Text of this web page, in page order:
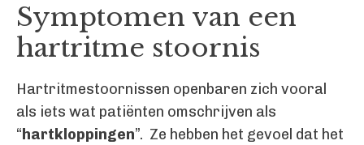
Symptomen van een
hartritme stoornis
Hartritmestoornissen openbaren zich vooral
als iets wat patiënten omschrijven als
“ hartkloppingen”. Ze hebben het gevoel dat het